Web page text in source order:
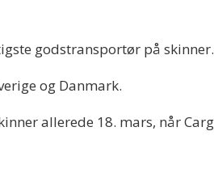
godstransportør på skinner.
og Danmark.
allerede 18. mars, når